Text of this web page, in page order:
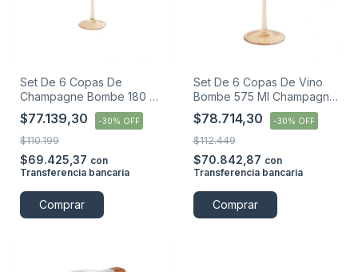
Set De 6 Copas De
Champagne Bombe 180 Ml
Blackly
$77.139,30 -30% OFF
$110.199
$69.425,37 con
Transferencia bancaria
Comprar
Set De 6 Copas De Vino
Bombe 575 Ml Champagne
Blackly
$78.714,30 -30% OFF
$112.449
$70.842,87 con
Transferencia bancaria
Comprar